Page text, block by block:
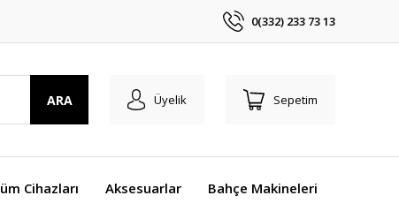
0(332) 233 73 13
ARA Üyelik Sepetim
Cihazları Aksesuarlar Bahçe Makineleri